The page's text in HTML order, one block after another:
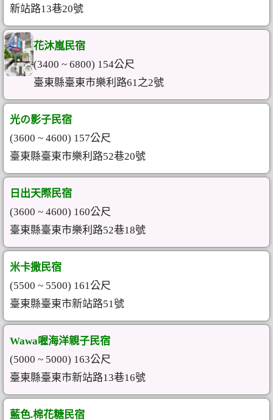
新站路13巷20號
花沐嵐民宿
(3400 ~ 6800) 154公尺
臺東縣臺東市樂利路61之2號
光の影子民宿
(3600 ~ 4600) 157公尺
臺東縣臺東市樂利路52巷20號
日出天際民宿
(3600 ~ 4600) 160公尺
臺東縣臺東市樂利路52巷18號
米卡撒民宿
(5500 ~ 5500) 161公尺
臺東縣臺東市新站路51號
Wawa喔海洋親子民宿
(5000 ~ 5000) 163公尺
臺東縣臺東市新站路13巷16號
藍色.棉花糖民宿